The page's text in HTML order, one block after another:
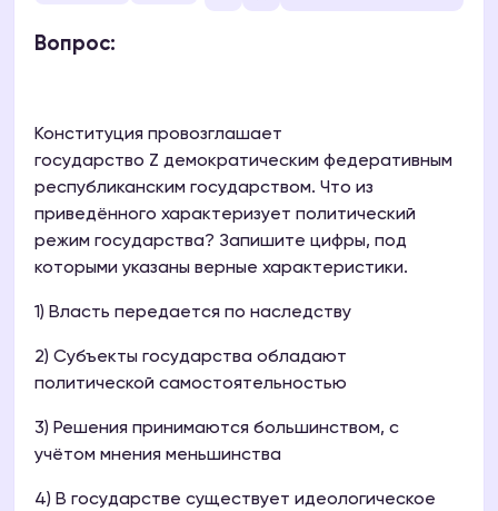
Вопрос:
Конституция провозглашает
государство Z демократическим федеративным
республиканским государством. Что из
приведённого характеризует политический
режим государства? Запишите цифры, под
которыми указаны верные характеристики.
1) Власть передается по наследству
2) Субъекты государства обладают
политической самостоятельностью
3) Решения принимаются большинством, с
учётом мнения меньшинства
4) В государстве существует идеологическое